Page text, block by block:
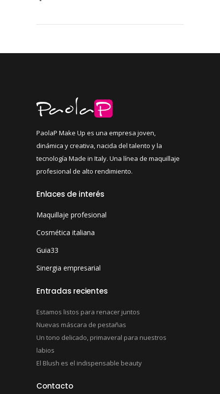
PaolaP Make Up es una empresa joven,
dinámica y creativa, nacida del talento y la
tecnología Made in Italy. Una línea de maquillaje
profesional de alto rendimiento.
Enlaces de interés
Maquillaje profesional
Cosmética italiana
Guia33
Sinergia empresarial
Entradas recientes
Estamos listos para renacer juntos
Nuevas máscara de pestañas
Un tono delicado, primaveral para nuestros
labios
El Blush es el indispensable beauty
Contacto